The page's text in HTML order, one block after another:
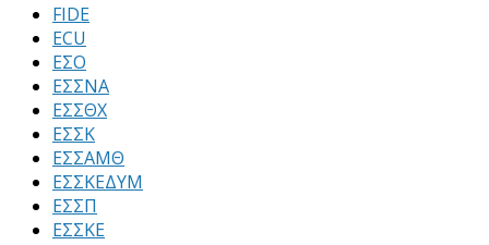
FIDE
ECU
ΕΣΟ
ΕΣΣΝΑ
ΕΣΣΘΧ
ΕΣΣΚ
ΕΣΣΑΜΘ
ΕΣΣΚΕΔΥΜ
ΕΣΣΠ
ΕΣΣΚΕ